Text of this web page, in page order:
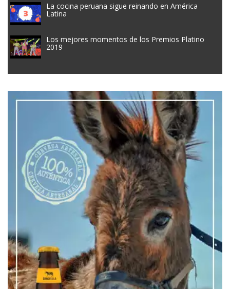
La cocina peruana sigue reinando en América
Latina
Los mejores momentos de los Premios Platino
2019